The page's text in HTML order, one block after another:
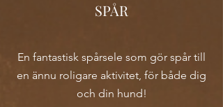
SPÅR
En fantastisk spårsele som gör spår till
en ännu roligare aktivitet, för både dig
och din hund!